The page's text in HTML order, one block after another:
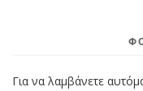
Για να λαμβάνετε